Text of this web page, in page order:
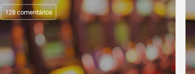
128 comentários